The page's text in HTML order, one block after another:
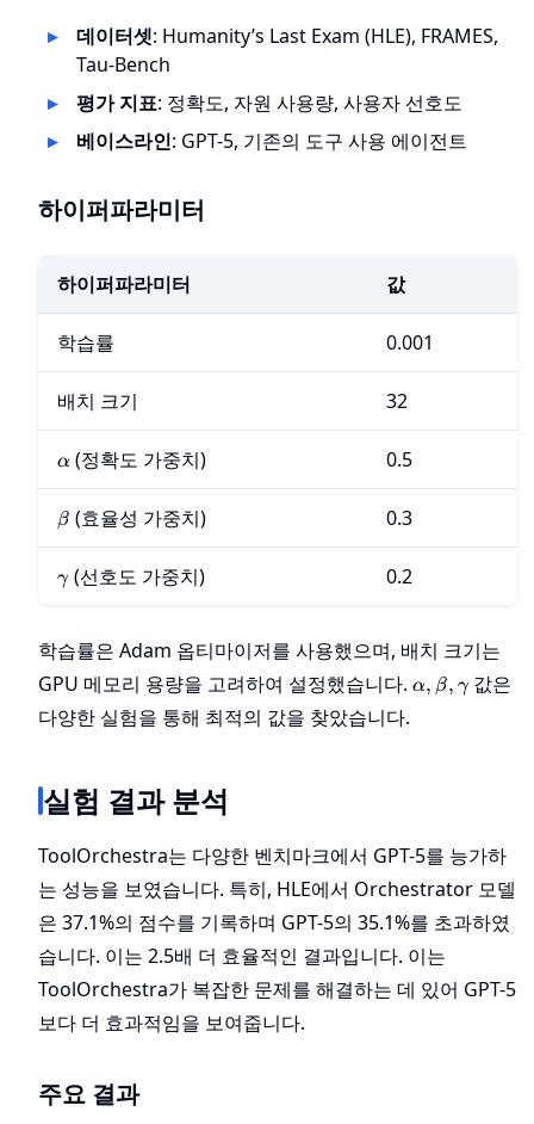
데이터셋: Humanity’s Last Exam (HLE), FRAMES,
Tau-Bench
평가 지표: 정확도, 자원 사용량, 사용자 선호도
베이스라인: GPT-5, 기존의 도구 사용 에이전트
하이퍼파라미터
하이퍼파라미터 값
학습률 0.001
배치 크기 32
\alpha
α (정확도 가중치) 0.5
\beta
β (효율성 가중치) 0.3
\gamma
γ (선호도 가중치) 0.2
학습률은 Adam 옵티마이저를 사용했으며, 배치 크기는
GPU 메모리 용량을 고려하여 설정했습니다. \alpha,
\beta,
α, β, γ 값은
다양한 실험을 통해 최적의 값을 찾았습니다.
실험 결과 분석
ToolOrchestra는 다양한 벤치마크에서 GPT-5를 능가하
는 성능을 보였습니다. 특히, HLE에서 Orchestrator 모델
은 37.1%의 점수를 기록하며 GPT-5의 35.1%를 초과하였
습니다. 이는 2.5배 더 효율적인 결과입니다. 이는
ToolOrchestra가 복잡한 문제를 해결하는 데 있어 GPT-5
보다 더 효과적임을 보여줍니다.
주요 결과